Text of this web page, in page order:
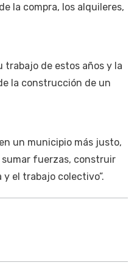
la compra, los alquileres,
trabajo de estos años y la
la construcción de un
un municipio más justo,
sumar fuerzas, construir
el trabajo colectivo”.